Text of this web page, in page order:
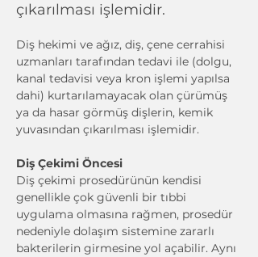
çıkarılması işlemidir.
Diş hekimi ve ağız, diş, çene cerrahisi
uzmanları tarafından tedavi ile (dolgu,
kanal tedavisi veya kron işlemi yapılsa
dahi) kurtarılamayacak olan çürümüş
ya da hasar görmüş dişlerin, kemik
yuvasından çıkarılması işlemidir.
Diş Çekimi Öncesi
Diş çekimi prosedürünün kendisi
genellikle çok güvenli bir tıbbi
uygulama olmasına rağmen, prosedür
nedeniyle dolaşım sistemine zararlı
bakterilerin girmesine yol açabilir. Aynı